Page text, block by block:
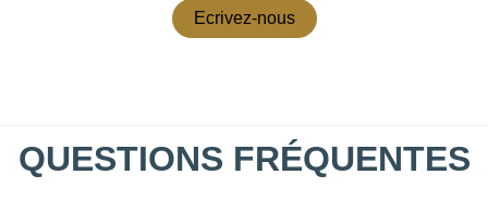
Ecrivez-nous
QUESTIONS FRÉQUENTES